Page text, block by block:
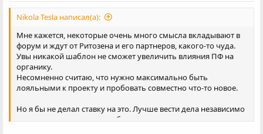
Nikola Tesla написал(а):
Мне кажется, некоторые очень много смысла вкладывают в
форум и ждут от Ритозена и его партнеров, какого-то чуда.
Увы никакой шаблон не сможет увеличить влияния ПФ на
органику.
Несомненно считаю, что нужно максимально быть
лояльными к проекту и пробовать совместно что-то новое.
Но я бы не делал ставку на это. Лучше вести дела независимо
от проекта, а когда он заработает просто включить его в свои